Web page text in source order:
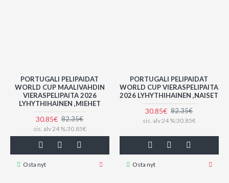
PORTUGALI PELIPAIDAT
WORLD CUP MAALIVAHDIN
VIERASPELIPAITA 2026
LYHYTHIHAINEN ,MIEHET
30.85€ 82.35€
sis. alv 24 %:30.85€
Osta nyt
PORTUGALI PELIPAIDAT
WORLD CUP VIERASPELIPAITA
2026 LYHYTHIHAINEN ,NAISET
30.85€ 82.35€
sis. alv 24 %:30.85€
Osta nyt